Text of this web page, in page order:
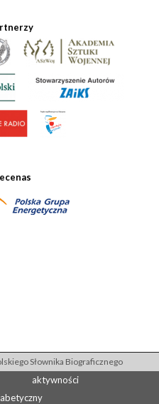
Słownika Biograficznego
aktywności